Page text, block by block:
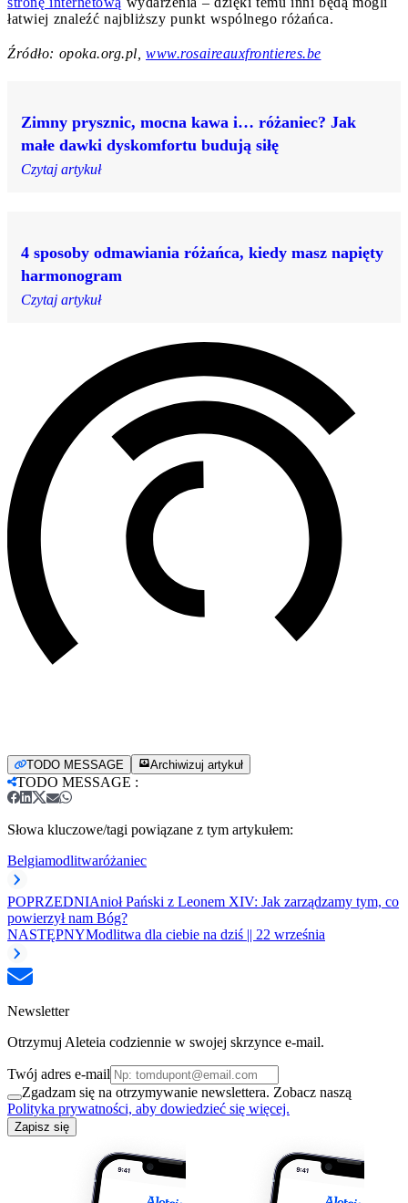
łatwiej znaleźć najbliższy punkt wspólnego różańca.
Źródło: opoka.org.pl, www.rosaireauxfrontieres.be
Zimny prysznic, mocna kawa i… różaniec? Jak
małe dawki dyskomfortu budują siłę
Czytaj artykuł
4 sposoby odmawiania różańca, kiedy masz napięty
harmonogram
Czytaj artykuł
TODO MESSAGE Archiwizuj artykuł
TODO MESSAGE :
Słowa kluczowe/tagi powiązane z tym artykułem:
Belgiamodlitwaróżaniec
POPRZEDNIAnioł Pański z Leonem XIV: Jak zarządzamy tym, co
powierzył nam Bóg?
NASTĘPNYModlitwa dla ciebie na dziś || 22 września
Newsletter
Otrzymuj Aleteia codziennie w swojej skrzynce e-mail.
Twój adres e-mail
Zgadzam się na otrzymywanie newslettera. Zobacz naszą
Polityka prywatności, aby dowiedzieć się więcej.
Zapisz się